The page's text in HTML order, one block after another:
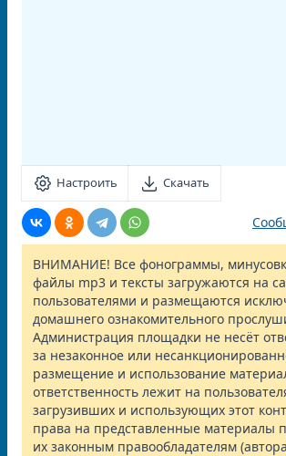
Настроить Скачать
ВНИМАНИЕ! Все фонограммы,
файлы mp3 и тексты загружаются на
пользователями и размещаются
домашнего ознакомительного
Администрация площадки не несёт
за незаконное или
размещение и использование
ответственность лежит на
загрузивших и использующих этот
права на представленные материалы
их законным правообладателям